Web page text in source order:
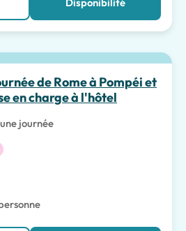
de Rome à Pompéi et
en charge à l'hôtel
journée